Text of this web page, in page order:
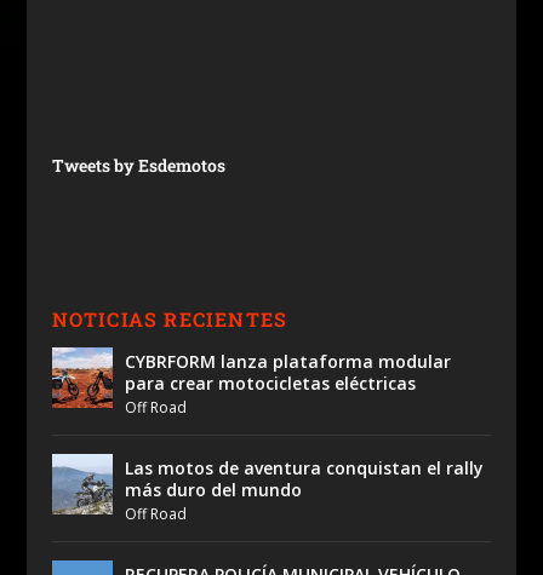
Tweets by Esdemotos
NOTICIAS RECIENTES
CYBRFORM lanza plataforma modular
para crear motocicletas eléctricas
Off Road
Las motos de aventura conquistan el rally
más duro del mundo
Off Road